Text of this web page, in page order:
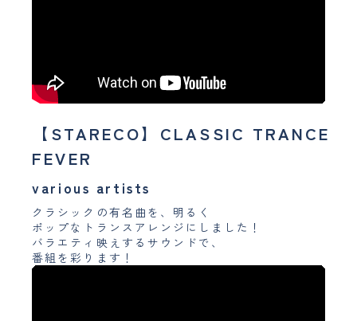
【STARECO】CLASSIC TRANCE
FEVER
various artists
クラシックの有名曲を、明るく
ポップなトランスアレンジにしました！
バラエティ映えするサウンドで、
番組を彩ります！